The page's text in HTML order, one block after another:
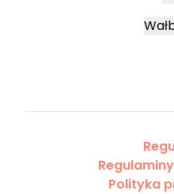
Polityka